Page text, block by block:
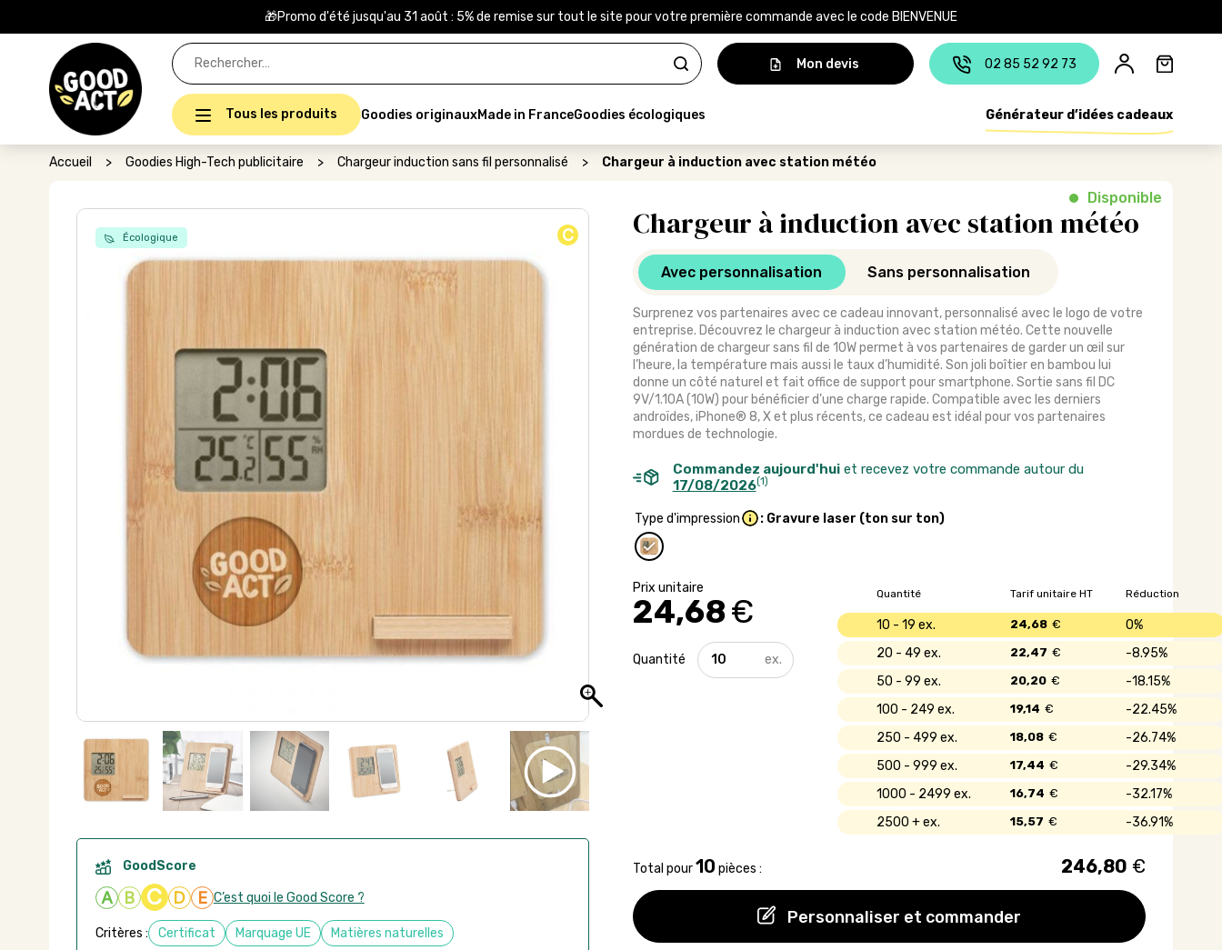
🎁Promo d'été jusqu'au 31 août : 5% de remise sur tout le site pour votre première commande avec le code BIENVENUE
Rechercher :
Mon devis
02 85 52 92 73
Tous les produits Goodies originauxMade in FranceGoodies écologiques Générateur d’idées cadeaux
Accueil > Goodies High-Tech publicitaire > Chargeur induction sans fil personnalisé > Chargeur à induction avec station météo
Écologique C Chargeur à induction avec station météo
Disponible
Avec personnalisation Sans personnalisation
Surprenez vos partenaires avec ce cadeau innovant, personnalisé avec le logo de votre
entreprise. Découvrez le chargeur à induction avec station météo. Cette nouvelle
génération de chargeur sans fil de 10W permet à vos partenaires de garder un œil sur
l’heure, la température mais aussi le taux d’humidité. Son joli boîtier en bambou lui
donne un côté naturel et fait office de support pour smartphone. Sortie sans fil DC
9V/1.10A (10W) pour bénéficier d’une charge rapide. Compatible avec les derniers
androïdes, iPhone® 8, X et plus récents, ce cadeau est idéal pour vos partenaires
mordues de technologie.
Commandez aujourd'huiet recevez votre commande autour du
17/08/2026(1)
Type d'impression : Gravure laser (ton sur ton)
24,68€
Personnaliser et commander
quantité
de
Quantité Réduction
Tarif unitaire HT
10 - 19 0%
24,68 €
20 - 49 8.95%
22,47 €
50 - 99 18.15%
20,20 €
100 - 249 22.45%
19,14 €
250 - 499 26.74%
18,08 €
500 - 999 29.34%
17,44 €
1000 - 2499 32.17%
16,74 €
2500 + 36.91%
15,57 €
Total pour10 pièces : 246,80 €
GoodScore
A B C D E C’est quoi le Good Score ?
Critères : Certificat Marquage UE Matières naturelles